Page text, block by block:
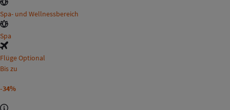
Spa- und Wellnessbereich
Spa
Flüge Optional
Bis zu
-34%